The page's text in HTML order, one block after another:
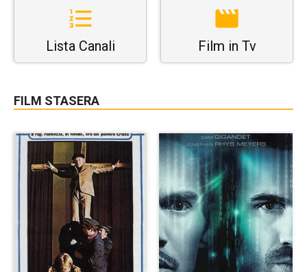
Lista Canali Film in Tv
FILM STASERA